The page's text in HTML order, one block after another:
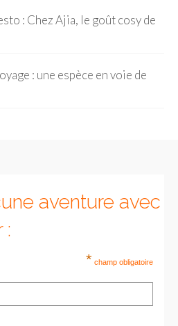
: Chez Ajia, le goût cosy de
: une espèce en voie de
aventure avec
:
* champ obligatoire